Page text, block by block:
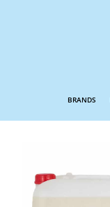
BRANDS